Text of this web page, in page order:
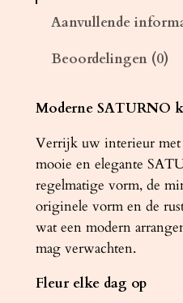
r
A
T
U
R
N
O
0
Aanvullende
Beoordelingen (0)
Moderne SATURNO
Verrijk uw interieur met
mooie en elegante
regelmatige vorm, de
originele vorm en de
wat een modern
mag verwachten.
Fleur elke dag op